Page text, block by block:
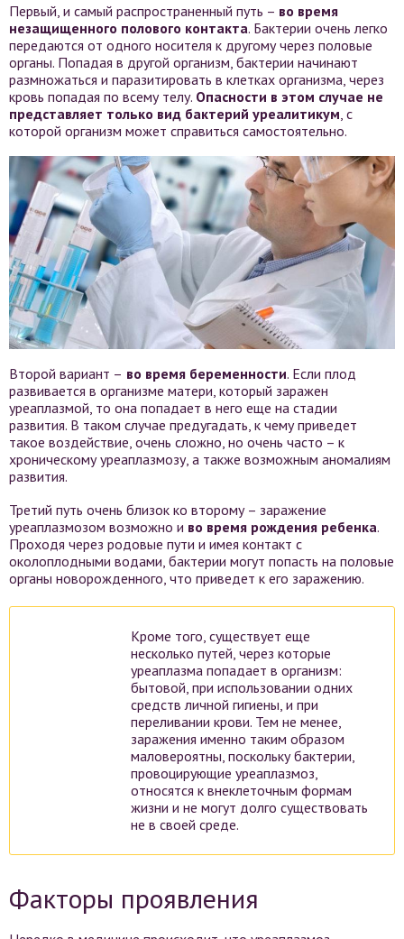
Первый, и самый распространенный путь – во время
незащищенного полового контакта. Бактерии очень легко
передаются от одного носителя к другому через половые
органы. Попадая в другой организм, бактерии начинают
размножаться и паразитировать в клетках организма, через
кровь попадая по всему телу. Опасности в этом случае не
представляет только вид бактерий уреалитикум , с
которой организм может справиться самостоятельно.
Второй вариант – во время беременности. Если плод
развивается в организме матери, который заражен
уреаплазмой, то она попадает в него еще на стадии
развития. В таком случае предугадать, к чему приведет
такое воздействие, очень сложно, но очень часто – к
хроническому уреаплазмозу, а также возможным аномалиям
развития.
Третий путь очень близок ко второму – заражение
уреаплазмозом возможно и во время рождения ребенка.
Проходя через родовые пути и имея контакт с
околоплодными водами, бактерии могут попасть на половые
органы новорожденного, что приведет к его заражению.
Кроме того, существует еще
несколько путей, через которые
уреаплазма попадает в организм:
бытовой, при использовании одних
средств личной гигиены, и при
переливании крови. Тем не менее,
заражения именно таким образом
маловероятны, поскольку бактерии,
провоцирующие уреаплазмоз,
относятся к внеклеточным формам
жизни и не могут долго существовать
не в своей среде.
Факторы проявления